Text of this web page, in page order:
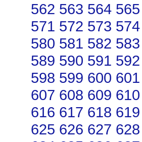
562 563 564 565
571 572 573 574
580 581 582 583
589 590 591 592
598 599 600 601
607 608 609 610
616 617 618 619
625 626 627 628